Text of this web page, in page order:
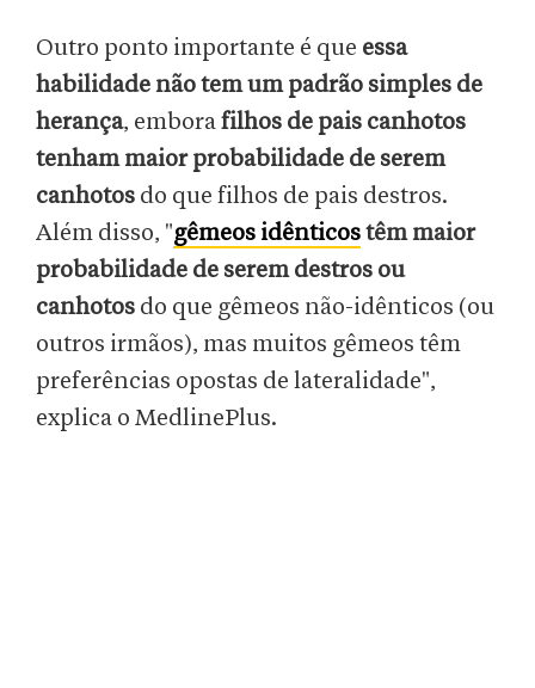
Outro ponto importante é que essa
habilidade não tem um padrão simples de
herança, emborafilhos de pais canhotos
tenham maior probabilidade de serem
canhotos do que filhos de pais destros.
Além disso, "gêmeos idênticostêm maior
probabilidade de serem destros ou
canhotos do que gêmeos não-idênticos (ou
outros irmãos), mas muitos gêmeos têm
preferências opostas de lateralidade",
explica o MedlinePlus.